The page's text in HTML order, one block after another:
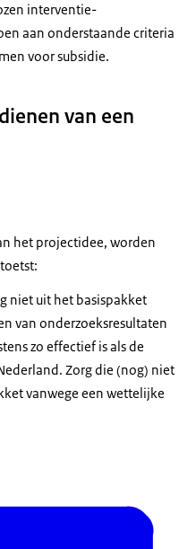
interventie-
aan onderstaande criteria
voor subsidie.
van een
het projectidee, worden
niet uit het basispakket
van onderzoeksresultaten
zo effectief is als de
Zorg die (nog) niet
vanwege een wettelijke